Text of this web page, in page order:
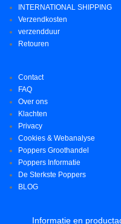
INTERNATIONAL SHIPPING
Verzendkosten
verzendduur
Retouren
Contact
FAQ
Over ons
Klachten
Privacy
Cookies & Webanalyse
Poppers Groothandel
Poppers Informatie
De Sterkste Poppers
BLOG
Informatie en